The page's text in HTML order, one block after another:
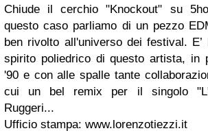
Chiude il cerchio "Knockout" su
questo caso parliamo di un pezzo
ben rivolto all'universo dei festival. E’
spirito poliedrico di questo artista, in
'90 e con alle spalle tante
cui un bel remix per il singolo
Ruggeri...
Ufficio stampa: www.lorenzotiezzi.it